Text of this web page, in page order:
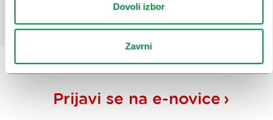
Dovoli izbor
Zavrni
Prijavi se na e-novice